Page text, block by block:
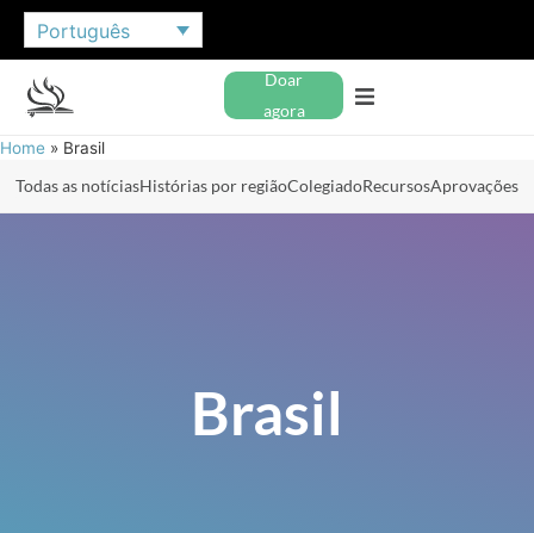
Português
Doar
agora
Home » Brasil
Todas as notíciasHistórias por regiãoColegiadoRecursosAprovações
Brasil